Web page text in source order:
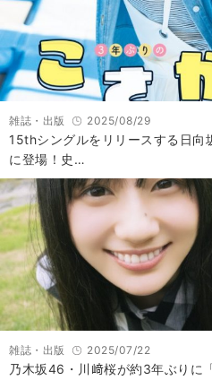
雑誌・出版 2025/08/29
15thシングルをリリースする日向
に登場！史…
雑誌・出版 2025/07/22
乃木坂46・川﨑桜が約3年ぶりに